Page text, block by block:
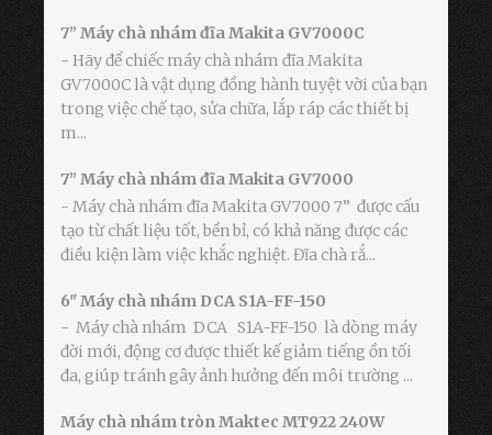
7” Máy chà nhám đĩa Makita GV7000C
- Hãy để chiếc máy chà nhám đĩa Makita
GV7000C là vật dụng đồng hành tuyệt vời của bạn
trong việc chế tạo, sửa chữa, lắp ráp các thiết bị
m...
7” Máy chà nhám đĩa Makita GV7000
- Máy chà nhám đĩa Makita GV7000 7” được cấu
tạo từ chất liệu tốt, bền bỉ, có khả năng được các
điều kiện làm việc khắc nghiệt. Đĩa chà rắ...
6" Máy chà nhám DCA S1A-FF-150
- Máy chà nhám DCA S1A-FF-150 là dòng máy
đời mới, động cơ được thiết kế giảm tiếng ồn tối
đa, giúp tránh gây ảnh hưởng đến môi trường ...
Máy chà nhám tròn Maktec MT922 240W